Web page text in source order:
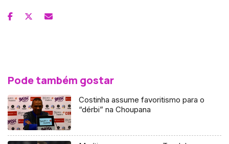
Pode também gostar
Costinha assume favoritismo para o
“dérbi” na Choupana